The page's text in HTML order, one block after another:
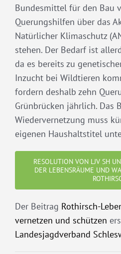
Bundesmittel für den Bau
Querungshilfen über das
Natürlicher Klimaschutz
stehen. Der Bedarf ist
da es bereits zu
Inzucht bei Wildtieren
fordern deshalb zehn
Grünbrücken jährlich. Das
Wiedervernetzung muss
eigenen Haushaltstitel
RESOLUTION VON LJV SH
DER LEBENSRÄUME UND
Der Beitrag Rothirsch-
vernetzen und schützen
Landesjagdverband